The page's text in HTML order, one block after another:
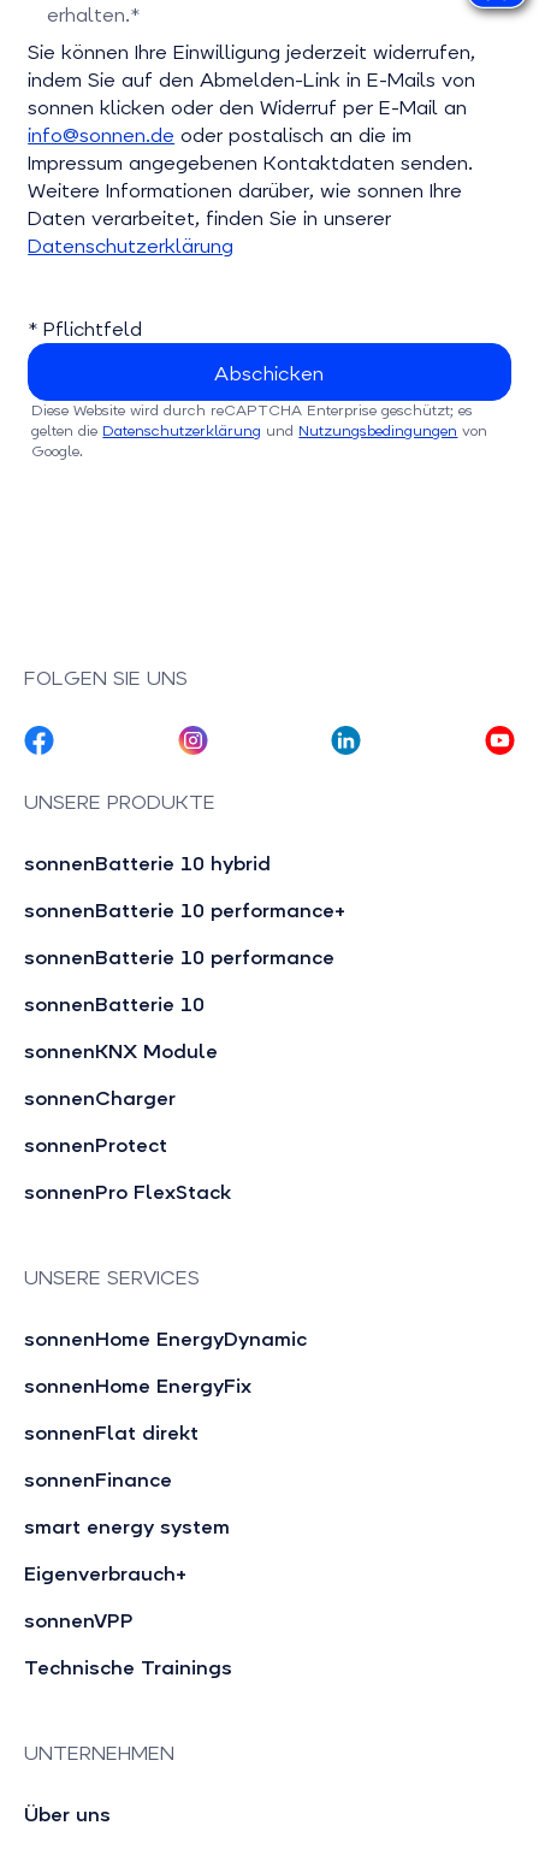
erhalten.*
Bitte bestätigen Sie dieses Feld
Sie können Ihre Einwilligung jederzeit widerrufen,
indem Sie auf den Abmelden-Link in E-Mails von
sonnen klicken oder den Widerruf per E-Mail an
info@sonnen.de oder postalisch an die im
Impressum angegebenen Kontaktdaten senden.
Weitere Informationen darüber, wie sonnen Ihre
Daten verarbeitet, finden Sie in unserer
Datenschutzerklärung
* Pflichtfeld
Diese Website wird durch reCAPTCHA Enterprise geschützt; es
gelten die Datenschutzerklärung und Nutzungsbedingungen von
Google.
FOLGEN SIE UNS
UNSERE PRODUKTE
sonnenBatterie 10 hybrid
sonnenBatterie 10 performance+
sonnenBatterie 10 performance
sonnenBatterie 10
sonnenKNX Module
sonnenCharger
sonnenProtect
sonnenPro FlexStack
UNSERE SERVICES
sonnenHome EnergyDynamic
sonnenHome EnergyFix
sonnenFlat direkt
sonnenFinance
smart energy system
Eigenverbrauch+
sonnenVPP
Technische Trainings
UNTERNEHMEN
Über uns